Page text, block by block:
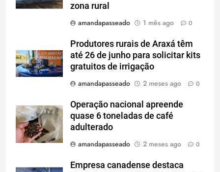
zona rural
amandapasseado
1 mês ago 0
Produtores rurais de Araxá têm
até 26 de junho para solicitar kits
gratuitos de irrigação
amandapasseado
2 meses ago 0
Operação nacional apreende
quase 6 toneladas de café
adulterado
amandapasseado
2 meses ago 0
Empresa canadense destaca